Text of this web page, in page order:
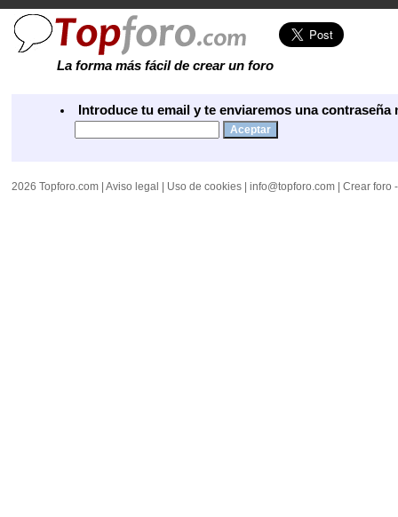
La forma más fácil de crear un foro
Introduce tu email y te enviaremos una contraseña
2026 Topforo.com | Aviso legal Uso de cookies info@topforo.com | Crear foro